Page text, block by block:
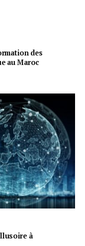
des
au Maroc
à